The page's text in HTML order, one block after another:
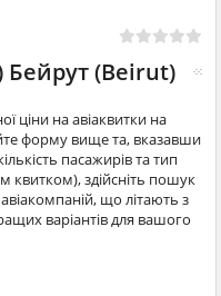
Бейрут (Beirut)
ціни на авіаквитки на
форму вище та, вказавши
пасажирів та тип
квитком), здійсніть пошук
авіакомпаній, що літають з
варіантів для вашого